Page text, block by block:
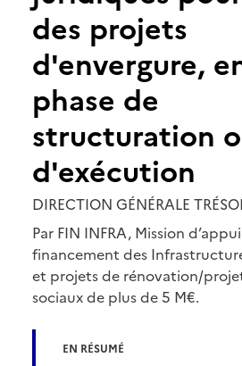
des projets
d'envergure,
phase de
structuration
d'exécution
DIRECTION GÉNÉRALE
Par FIN INFRA, Mission
financement des
et projets de rénovation/
sociaux de plus de 5 M€.
EN RÉSUMÉ